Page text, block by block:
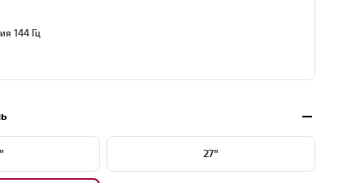
144 Гц
27"